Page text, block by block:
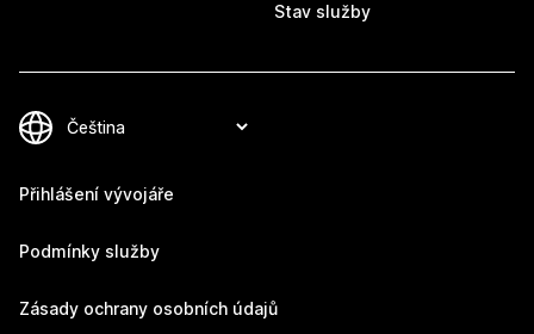
Stav služby
Přihlášení vývojáře
Podmínky služby
Zásady ochrany osobních údajů